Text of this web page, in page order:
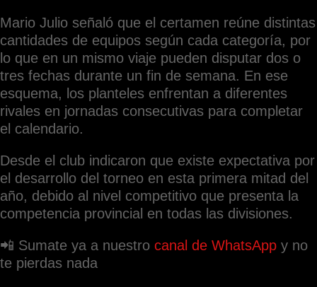
Mario Julio señaló que el certamen reúne distintas
cantidades de equipos según cada categoría, por
lo que en un mismo viaje pueden disputar dos o
tres fechas durante un fin de semana. En ese
esquema, los planteles enfrentan a diferentes
rivales en jornadas consecutivas para completar
el calendario.
Desde el club indicaron que existe expectativa por
el desarrollo del torneo en esta primera mitad del
año, debido al nivel competitivo que presenta la
competencia provincial en todas las divisiones.
📲 Sumate ya a nuestro canal de WhatsApp y no
te pierdas nada